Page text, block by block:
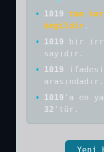
• 1019
tam
değildir .
•
1019 bir
sayıdır .
•
1019
arasındadır.
•
1019 'a en
32 'tür.
Yeni